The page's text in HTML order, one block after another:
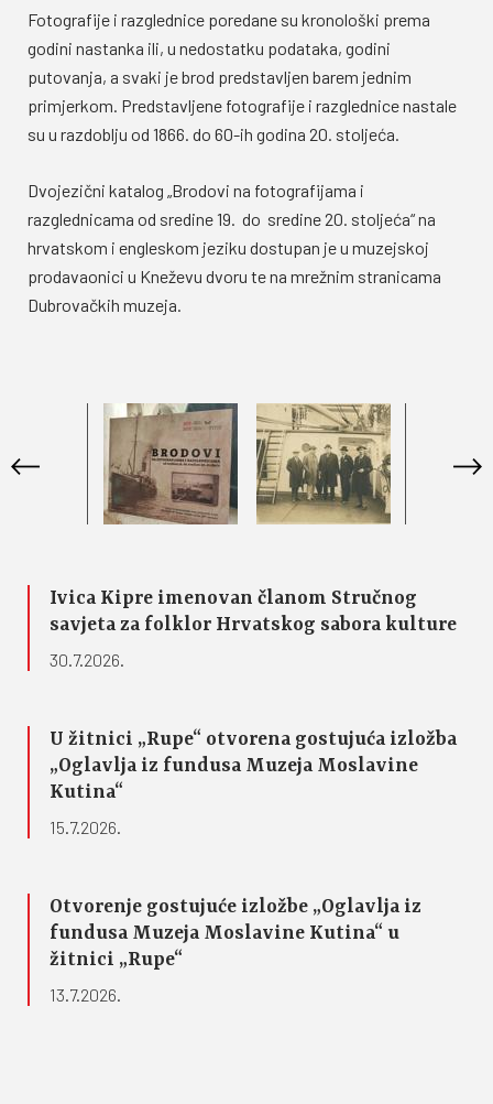
Fotografije i razglednice poredane su kronološki prema
godini nastanka ili, u nedostatku podataka, godini
putovanja, a svaki je brod predstavljen barem jednim
primjerkom. Predstavljene fotografije i razglednice nastale
su u razdoblju od 1866. do 60-ih godina 20. stoljeća.
Dvojezični katalog „Brodovi na fotografijama i
razglednicama od sredine 19. do sredine 20. stoljeća“ na
hrvatskom i engleskom jeziku dostupan je u muzejskoj
prodavaonici u Kneževu dvoru te na mrežnim stranicama
Dubrovačkih muzeja.
Ivica Kipre imenovan članom Stručnog
savjeta za folklor Hrvatskog sabora kulture
30.7.2026.
U žitnici „Rupe“ otvorena gostujuća izložba
„Oglavlja iz fundusa Muzeja Moslavine
Kutina“
15.7.2026.
Otvorenje gostujuće izložbe „Oglavlja iz
fundusa Muzeja Moslavine Kutina“ u
žitnici „Rupe“
13.7.2026.